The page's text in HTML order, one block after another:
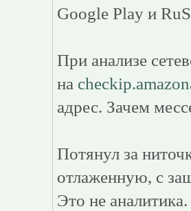
Google Play и
При анализе
на
адрес. Зачем
Потянул за
отлаженную, с
Это не